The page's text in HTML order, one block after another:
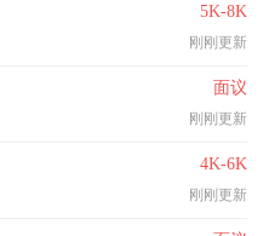
5K-8K
刚刚更新
面议
刚刚更新
4K-6K
刚刚更新